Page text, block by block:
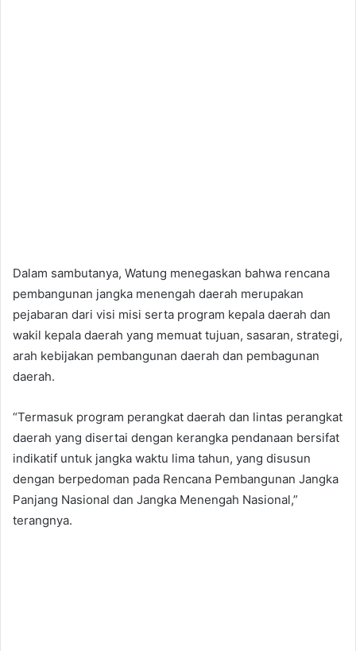
Dalam sambutanya, Watung menegaskan bahwa rencana
pembangunan jangka menengah daerah merupakan
pejabaran dari visi misi serta program kepala daerah dan
wakil kepala daerah yang memuat tujuan, sasaran, strategi,
arah kebijakan pembangunan daerah dan pembagunan
daerah.
“Termasuk program perangkat daerah dan lintas perangkat
daerah yang disertai dengan kerangka pendanaan bersifat
indikatif untuk jangka waktu lima tahun, yang disusun
dengan berpedoman pada Rencana Pembangunan Jangka
Panjang Nasional dan Jangka Menengah Nasional,”
terangnya.